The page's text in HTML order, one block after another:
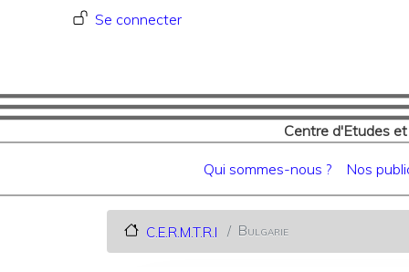
Menu du compte de
Se connecter
Centre d'Etudes
Navigation principale
Qui sommes-nous ? Nos
C.E.R.M.T.R.I Bulgarie